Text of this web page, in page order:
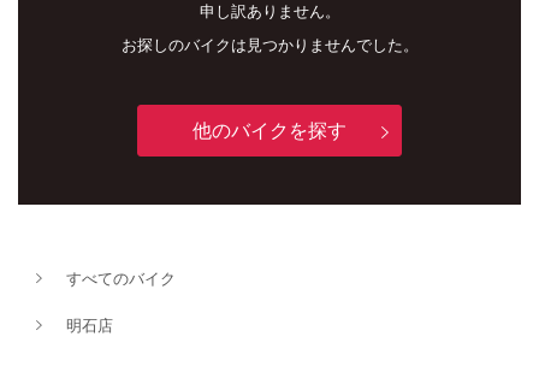
申し訳ありません。
お探しのバイクは見つかりませんでした。
他のバイクを探す
すべてのバイク
明石店
新車